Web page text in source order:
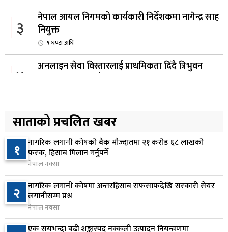
३
नेपाल आयल निगमको कार्यकारी निर्देशकमा नागेन्द्र साह
नियुक्त
९ घण्टा अघि
४
अनलाइन सेवा विस्तारलाई प्राथमिकता दिँदै त्रिभुवन
५
सरकारद्वारा राष्ट्रसेवक कर्मचारीको नयाँ तलबमान
स्वीकृत, न्यूनतम तलब २८ हजार ९८४ रुपैयाँ
११ घण्टा अघि
६
सिद्धबाबा सुरुङ निर्माणमा ३ अर्ब १ करोड खर्च, २०८३
फागुनको समयसीमा
१८ घण्टा अघि
७
निम्सदाइसहित चार पर्वतारोहीको शव बेस क्याम्पमा
ल्याइयो
साताको प्रचलित खबर
१ नागरिक लगानी कोषको बैंक मौज्दातमा २१ करोड ६८ लाखको
फरक, हिसाब मिलान गर्नुपर्ने
नेपाल नक्सा
२ नागरिक लगानी कोषमा अन्तरहिसाब राफसाफदेखि सरकारी सेयर
लगानीसम्म प्रश्न
नेपाल नक्सा
एक सयभन्दा बढी शङ्कास्पद नक्कली उत्पादन नियन्त्रणमा